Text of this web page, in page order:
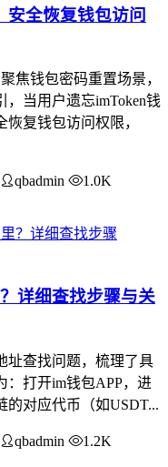
安全恢复钱包访问
焦钱包密码重置场景，
当用户遗忘imToken钱
复钱包访问权限，
qbadmin
1.0K
详细查找步骤与关
址查找问题，梳理了具
：打开im钱包APP，进
的对应代币（如USDT...
qbadmin
1.2K